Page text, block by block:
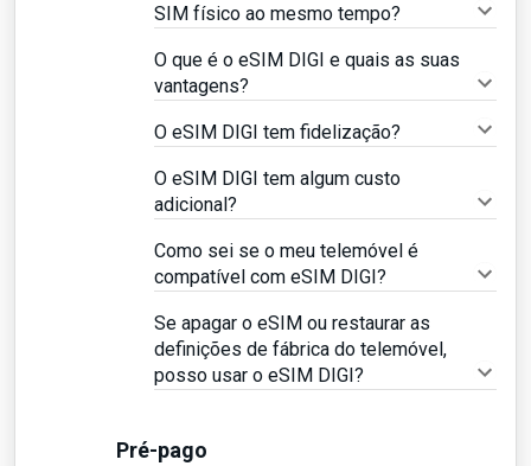
SIM físico ao mesmo tempo?
O que é o eSIM DIGI e quais as suas
vantagens?
O eSIM DIGI tem fidelização?
O eSIM DIGI tem algum custo
adicional?
Como sei se o meu telemóvel é
compatível com eSIM DIGI?
Se apagar o eSIM ou restaurar as
definições de fábrica do telemóvel,
posso usar o eSIM DIGI?
Pré-pago